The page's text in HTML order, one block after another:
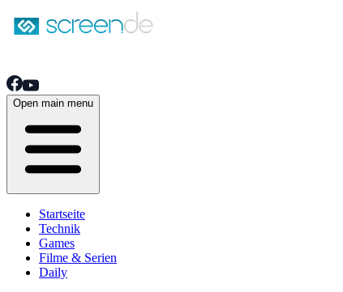
Open main menu
Startseite
Technik
Games
Filme & Serien
Daily